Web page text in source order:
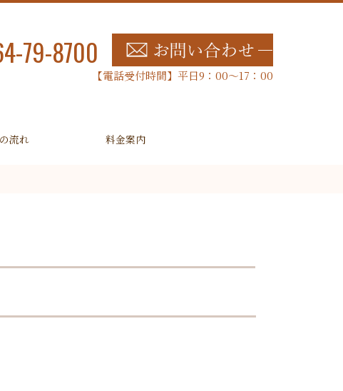
79-8700
【電話受付時間】平日9：00～17：00
流れ 料金案内